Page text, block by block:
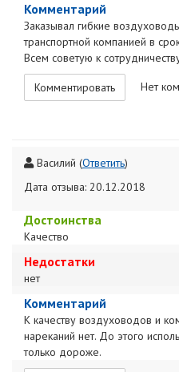
Комментарий
Заказывал гибкие
транспортной компанией в
Всем советую к
Комментировать
Нет
Василий (Ответить)
Дата отзыва: 20.12.2018
Достоинства
Качество
Недостатки
нет
Комментарий
К качеству воздуховодов и
нареканий нет. До этого
только дороже.